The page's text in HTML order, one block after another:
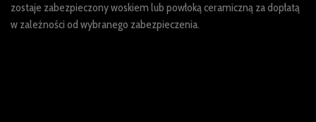
zostaje zabezpieczony woskiem lub powłoką ceramiczną za dopłatą
w zależności od wybranego zabezpieczenia.